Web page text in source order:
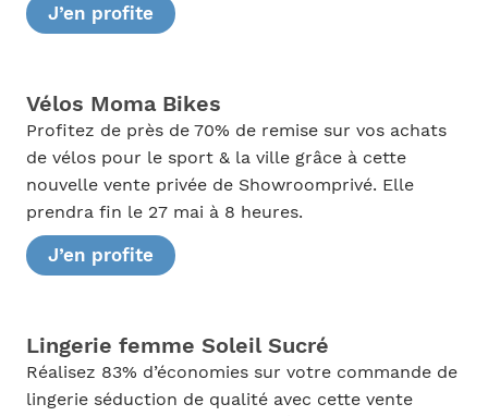
J’en profite
Vélos Moma Bikes
Profitez de près de 70% de remise sur vos achats
de vélos pour le sport & la ville grâce à cette
nouvelle vente privée de Showroomprivé. Elle
prendra fin le 27 mai à 8 heures.
J’en profite
Lingerie femme Soleil Sucré
Réalisez 83% d’économies sur votre commande de
lingerie séduction de qualité avec cette vente